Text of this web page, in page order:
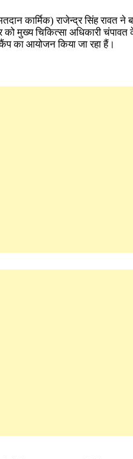
कार्मिक) राजेन्द्र सिंह रावत ने
मुख्य चिकित्सा अधिकारी चंपावत
कैंप का आयोजन किया जा रहा हैं।